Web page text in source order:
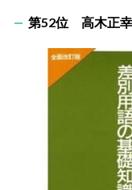
第52位 高木正